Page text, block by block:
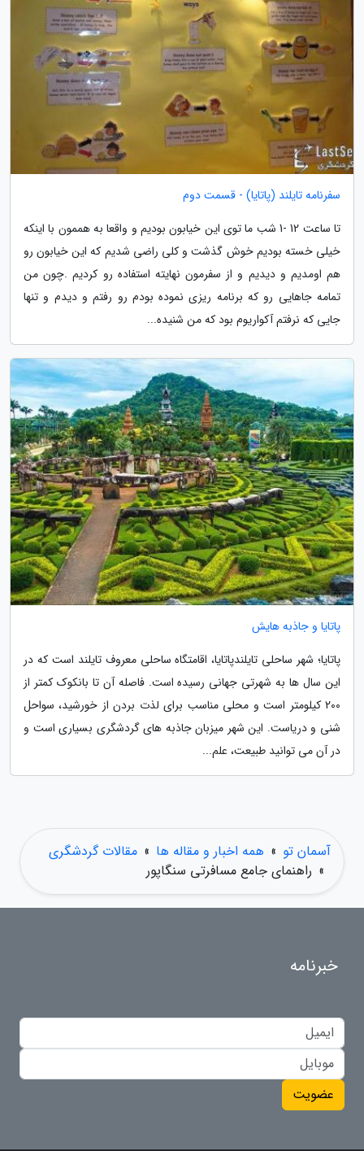
سفرنامه تایلند (پاتایا) - قسمت دوم
تا ساعت 12 -1 شب ما توی این خیابون بودیم و واقعا به هممون با اینکه
خیلی خسته بودیم خوش گذشت و کلی راضی شدیم که این خیابون رو
هم اومدیم و دیدیم و از سفرمون نهایته استفاده رو کردیم .چون من
تمامه جاهایی رو که برنامه ریزی نموده بودم رو رفتم و دیدم و تنها
جایی که نرفتم آکواریوم بود که من شنیده...
پاتایا و جاذبه هایش
پاتایا؛ شهر ساحلی تایلندپاتایا، اقامتگاه ساحلی معروف تایلند است که در
این سال ها به شهرتی جهانی رسیده است. فاصله آن تا بانکوک کمتر از
200 کیلومتر است و محلی مناسب برای لذت بردن از خورشید، سواحل
شنی و دریاست. این شهر میزبان جاذبه های گردشگری بسیاری است و
در آن می توانید طبیعت، علم...
آسمان تو » همه اخبار و مقاله ها » مقالات گردشگری
» راهنمای جامع مسافرتی سنگاپور
خبرنامه
عضویت